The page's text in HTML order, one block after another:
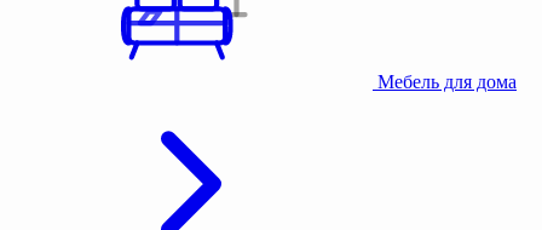
Мебель для дома